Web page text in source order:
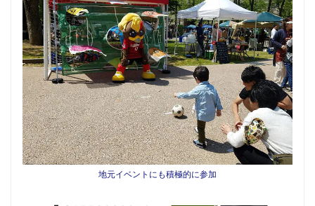
地元イベントにも積極的に参加